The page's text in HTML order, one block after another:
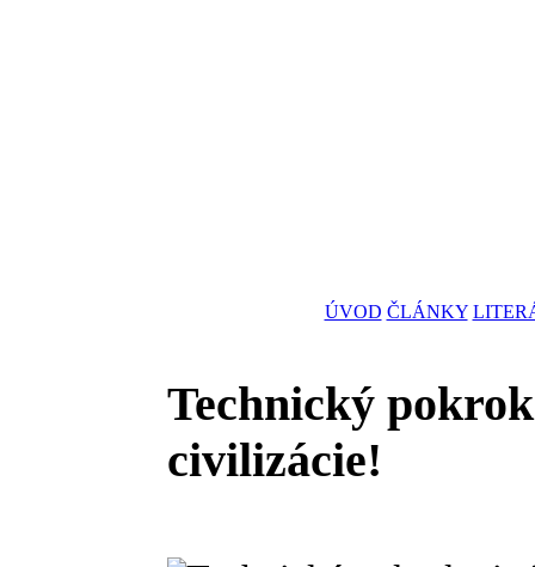
ÚVOD ČLÁNKY
Technický
civilizácie!